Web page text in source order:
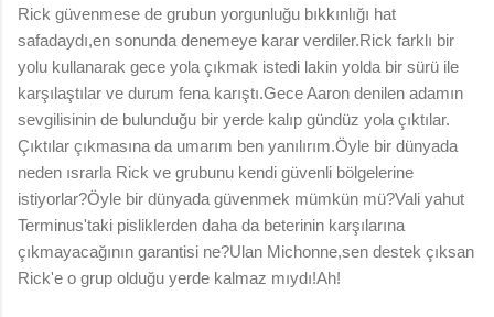
Rick güvenmese de grubun yorgunluğu bıkkınlığı hat
safadaydı,en sonunda denemeye karar verdiler.Rick farklı bir
yolu kullanarak gece yola çıkmak istedi lakin yolda bir sürü ile
karşılaştılar ve durum fena karıştı.Gece Aaron denilen adamın
sevgilisinin de bulunduğu bir yerde kalıp gündüz yola çıktılar.
Çıktılar çıkmasına da umarım ben yanılırım.Öyle bir dünyada
neden ısrarla Rick ve grubunu kendi güvenli bölgelerine
istiyorlar?Öyle bir dünyada güvenmek mümkün mü?Vali yahut
Terminus'taki pisliklerden daha da beterinin karşılarına
çıkmayacağının garantisi ne?Ulan Michonne,sen destek çıksan
Rick'e o grup olduğu yerde kalmaz mıydı!Ah!